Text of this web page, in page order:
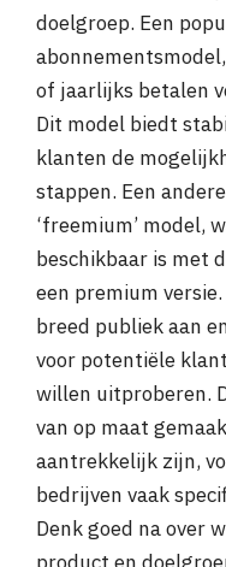
doelgroep. Een
of jaarlijks betalen
Dit model biedt
klanten de
stappen. Een
‘freemium’ model,
beschikbaar is met
een premium
breed publiek aan
voor potentiële
willen uitproberen.
van op maat
aantrekkelijk zijn,
bedrijven vaak
Denk goed na over